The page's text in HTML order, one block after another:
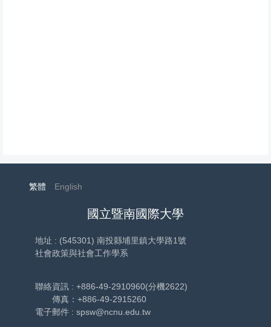
繁體 English
國立暨南國際大學
地址 : (545301) 南投縣埔里鎮大學路1號
社會政策與社會工作學系
聯絡資訊 : +886-49-2910960(分機2622)
傳真：+886-49-2915260
電子郵件 : spsw@ncnu.edu.tw